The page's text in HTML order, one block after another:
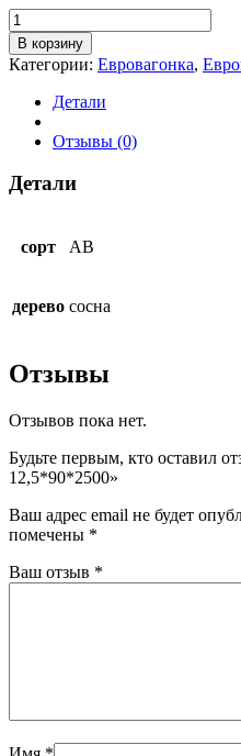
Количество
товара
Евровагонка
AB
12,5*90*2500
В корзину
Категории: Евровагонка,
Детали
Отзывы (0)
Детали
сорт AB
дерево сосна
Отзывы
Отзывов пока нет.
Будьте первым, кто оставил
12,5*90*2500»
Ваш адрес email не будет
помечены *
Ваш отзыв *